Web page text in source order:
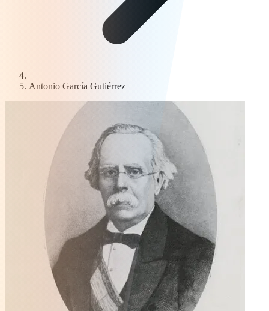
Antonio García Gutiérrez